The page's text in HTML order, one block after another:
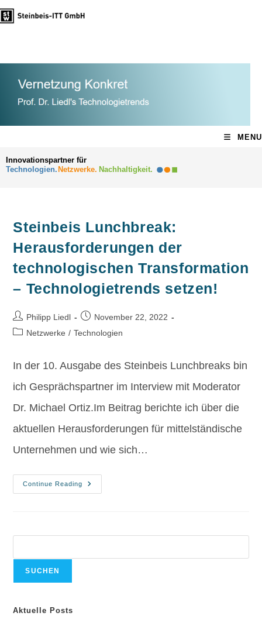
MENU
Steinbeis Lunchbreak:
Herausforderungen der
technologischen Transformation
– Technologietrends setzen!
Philipp Liedl
November 22, 2022
Netzwerke / Technologien
In der 10. Ausgabe des Steinbeis Lunchbreaks bin
ich Gesprächspartner im Interview mit Moderator
Dr. Michael Ortiz.Im Beitrag berichte ich über die
aktuellen Herausforderungen für mittelständische
Unternehmen und wie sich…
Continue Reading
SUCHEN
Aktuelle Posts